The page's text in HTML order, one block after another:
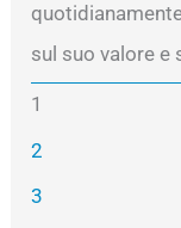
sul suo valore e
1
2
3